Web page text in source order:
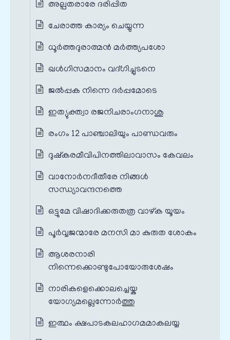
അല്പതരാരേ ദരിപ്പിത
ചേരാത്ത കാര്യം ചെയ്യുന്ന
ധൂർത്തദുരാത്മൻ മർത്ത്യപശോ
ഖൾഗിസമാനം വദ്ഗിച്ചുടനെ
ജൽപ്പക നിന്നെ ദർപ്പമോടെ
ഇത്യുക്ത്വാ രജനിചരാംഗനാശു
രംഗം 12 പാഞ്ചാലിയും പാണ്ഡവരും
ദുഷ്കരമീവിപിനത്തിലാവാസം കേവലം
വാനോർനദീതീരേ നിങ്ങൾ
സന്ധ്യാവന്ദനത്തെ
ഒട്ടുമേ വിഷാദിക്കരുതത്ര വാഴ്ക യൂയം
പൂർവ്വജന്മാരേ മനസി മാ കുരുത ശോകം
ആശരനാരി
നിന്നെക്കൊണ്ടുപോയോരുശേഷം
നാരികളെക്കൊലച്ചെയ്ക
യോഗ്യമല്ലെന്നോർത്തു
ഇത്ഥം ക്ഷപാടകലഹാഗമമാകലയ്യ